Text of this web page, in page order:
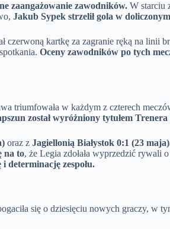
zaangażowanie zawodników. W starciu
Jakub Sypek strzelił gola w
czerwoną kartkę za zagranie ręką na
Oceny zawodników po tych
triumfowała w każdym z czterech
został wyróżniony tytułem
oraz z Jagiellonią Białystok 0:1 (23
na to, że Legia zdołała wyprzedzić rywali
determinację zespołu.
się o dziesięciu nowych graczy, w